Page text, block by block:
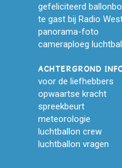
gefeliciteerd
te gast bij Radio
panorama-foto
cameraploeg
ACHTERGROND
voor de liefhebbers
opwaartse kracht
spreekbeurt
meteorologie
luchtballon crew
luchtballon vragen